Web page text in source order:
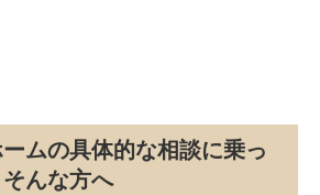
ムの具体的な相談に乗っ
んな方へ